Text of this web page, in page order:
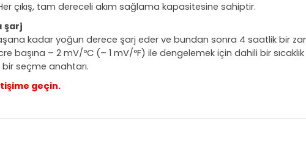
çıkış, tam dereceli akım sağlama kapasitesine sahiptir.
şarj
kadar yoğun derece şarj eder ve bundan sonra 4 saatlik bir
başına – 2 mV/ºC (– 1 mV/ºF) ile dengelemek için dahili bir
seçme anahtarı.
geçin.